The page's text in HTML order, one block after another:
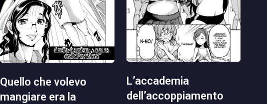
quello che volevo
mangiare era la
l’accademia
dell’accoppiamento